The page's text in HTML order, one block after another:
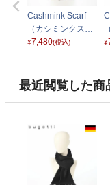
Cashmink Scarf
（カシミンクスカ
ーフ） 630300 グ
¥7,480(税込) ¥
最近閲覧した商